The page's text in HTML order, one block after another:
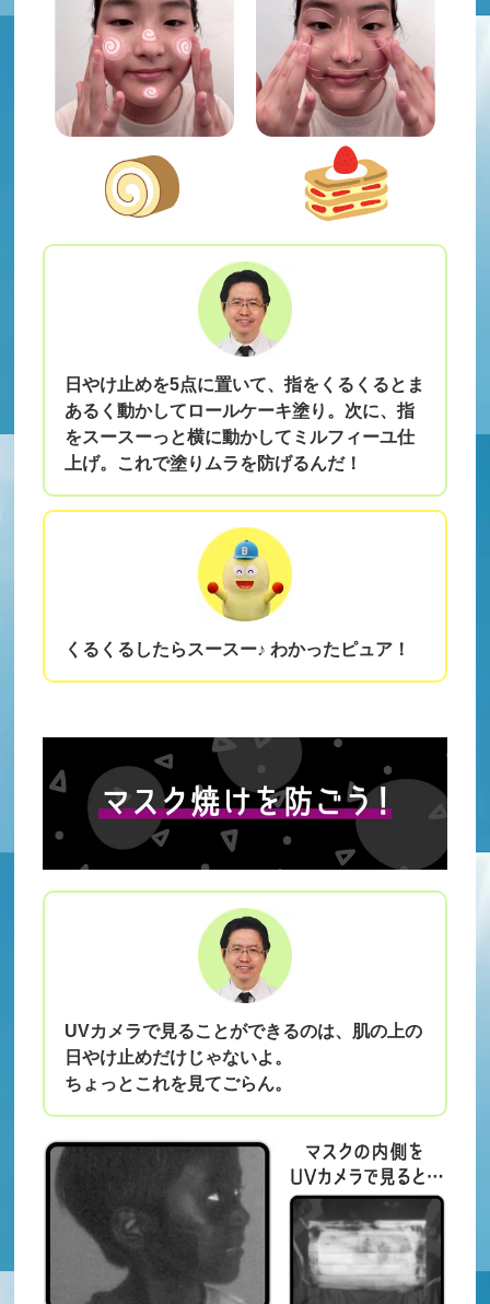
日やけ止めを5点に置いて、指をくるくるとま
あるく動かしてロールケーキ塗り。次に、指
をスースーっと横に動かしてミルフィーユ仕
上げ。これで塗りムラを防げるんだ！
くるくるしたらスースー♪ わかったピュア！
UVカメラで見ることができるのは、肌の上の
日やけ止めだけじゃないよ。
ちょっとこれを見てごらん。